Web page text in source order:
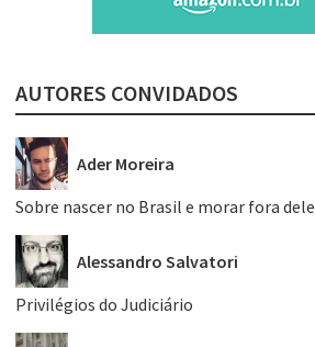
AUTORES CONVIDADOS
Ader Moreira
Sobre nascer no Brasil e morar fora dele
Alessandro Salvatori
Privilégios do Judiciário